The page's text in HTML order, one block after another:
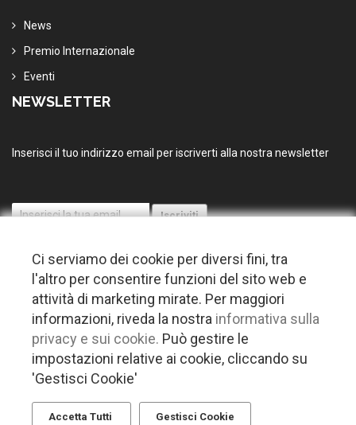
News
Premio Internazionale
Eventi
NEWSLETTER
Inserisci il tuo indirizzo email per iscriverti alla nostra newsletter
© 2026 Copyright Puglia nel mondo. Tutti i diritti riservati |Privacy
-Cookie policy-Gestisci Cookie -
Ci serviamo dei cookie per diversi fini, tra
l'altro per consentire funzioni del sito web e
attività di marketing mirate. Per maggiori
informazioni, riveda la nostra informativa sulla
privacy e sui cookie. Può gestire le
impostazioni relative ai cookie, cliccando su
'Gestisci Cookie'
Accetta Tutti Gestisci Cookie
Questo plugin utilizza cookie per raccogliere dati e cookie di terze parti